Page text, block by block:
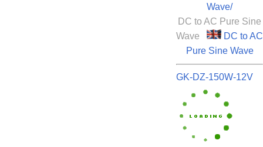
Wave/
DC to AC Pure Sine
Wave
DC to AC
Pure Sine Wave
GK-DZ-150W-12V